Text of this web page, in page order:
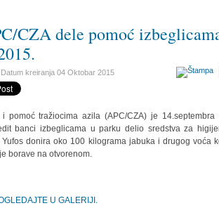
CZA dele pomoć
Datum kreiranja04 Oktobar 2015
pomoć tražiocima azila (APC/CZA) je 14.septembra
banci izbeglicama u parku delio sredstva za
donira oko 100 kilograma jabuka i drugog voća
borave na otvorenom.
U GALERIJI.